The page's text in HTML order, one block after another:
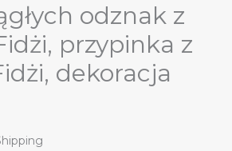
odznak z
przypinka z
dekoracja